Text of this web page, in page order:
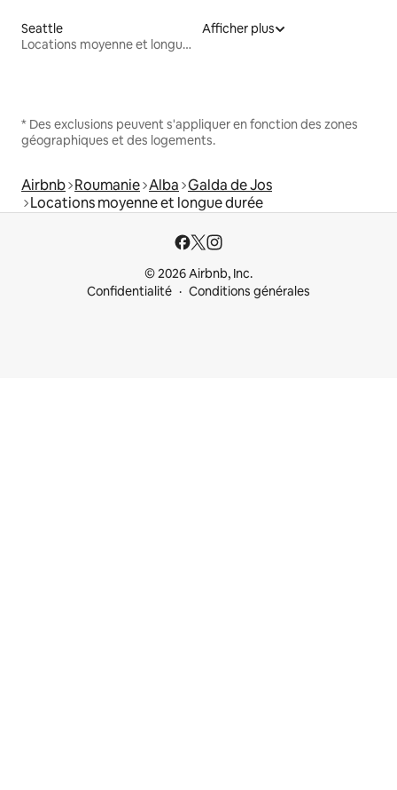
Seattle
Locations moyenne et longue durée
Afficher plus
* Des exclusions peuvent s'appliquer en fonction des zones
géographiques et des logements.
Airbnb Roumanie Alba Galda de Jos
Locations moyenne et longue durée
© 2026 Airbnb, Inc.
Confidentialité
Conditions générales